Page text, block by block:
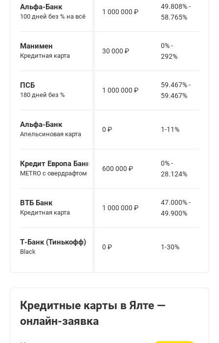
Альфа-Банк
100 дней без % на всё
1 000 000 ₽
49.808% -
58.765%
Манимен
Кредитная карта
30 000 ₽
0% -
292%
ПСБ
180 дней без %
1 000 000 ₽
59.467% -
59.467%
Альфа-Банк
Апельсиновая карта
0 ₽ 1-11%
Кредит Европа Банк
METRO с овердрафтом
600 000 ₽
0% -
28.124%
ВТБ Банк
Кредитная карта
1 000 000 ₽
47.000% -
49.900%
Т-Банк (Тинькофф)
Black
0 ₽ 1-30%
Кредитные карты в Ялте —
онлайн-заявка